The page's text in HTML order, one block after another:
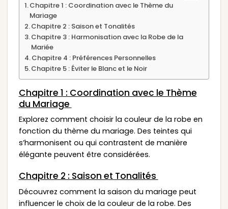
Chapitre 1 : Coordination avec le Thème du
Mariage
Chapitre 2 : Saison et Tonalités
Chapitre 3 : Harmonisation avec la Robe de la
Mariée
Chapitre 4 : Préférences Personnelles
Chapitre 5 : Éviter le Blanc et le Noir
Chapitre 1 : Coordination avec le Thème
du Mariage
Explorez comment choisir la couleur de la robe en
fonction du thème du mariage. Des teintes qui
s’harmonisent ou qui contrastent de manière
élégante peuvent être considérées.
Chapitre 2 : Saison et Tonalités
Découvrez comment la saison du mariage peut
influencer le choix de la couleur de la robe. Des